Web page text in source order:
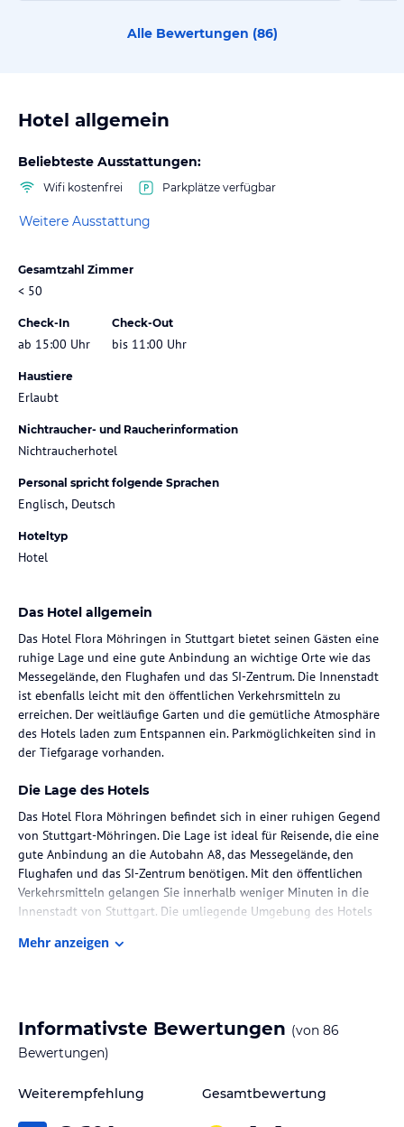
Alle Bewertungen (86)
Hotel allgemein
Beliebteste Ausstattungen:
Wifi kostenfrei Parkplätze verfügbar
Weitere Ausstattung
Gesamtzahl Zimmer
< 50
Check-In
ab 15:00 Uhr
Check-Out
bis 11:00 Uhr
Haustiere
Erlaubt
Nichtraucher- und Raucherinformation
Nichtraucherhotel
Personal spricht folgende Sprachen
Englisch, Deutsch
Hoteltyp
Hotel
Das Hotel allgemein
Das Hotel Flora Möhringen in Stuttgart bietet seinen Gästen eine
ruhige Lage und eine gute Anbindung an wichtige Orte wie das
Messegelände, den Flughafen und das SI-Zentrum. Die Innenstadt
ist ebenfalls leicht mit den öffentlichen Verkehrsmitteln zu
erreichen. Der weitläufige Garten und die gemütliche Atmosphäre
des Hotels laden zum Entspannen ein. Parkmöglichkeiten sind in
der Tiefgarage vorhanden.
Die Lage des Hotels
Das Hotel Flora Möhringen befindet sich in einer ruhigen Gegend
von Stuttgart-Möhringen. Die Lage ist ideal für Reisende, die eine
gute Anbindung an die Autobahn A8, das Messegelände, den
Flughafen und das SI-Zentrum benötigen. Mit den öffentlichen
Verkehrsmitteln gelangen Sie innerhalb weniger Minuten in die
Innenstadt von Stuttgart. Die umliegende Umgebung des Hotels
Stunden in der Natur.
komfortabel eingerichtet. Sie bieten alles, was man für einen
angenehmen Aufenthalt benötigt. Die Zimmer sind mit modernen
einem eigenen Badezimmer ausgestattet. Einige Zimmer bieten
Mehr anzeigen
Informativste Bewertungen (von 86
Bewertungen)
Weiterempfehlung Gesamtbewertung